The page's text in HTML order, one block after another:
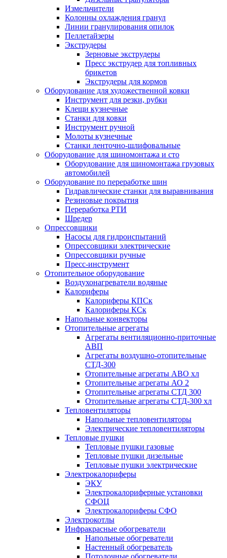
Измельчители
Колонны охлаждения гранул
Линии гранулирования опилок
Пеллетайзеры
Экструдеры
Зерновые экструдеры
Пресс экструдер для топливных
брикетов
Экструдеры для кормов
Оборудование для художественной ковки
Инструмент для резки, рубки
Клещи кузнечные
Станки для ковки
Инструмент ручной
Молоты кузнечные
Станки ленточно-шлифовальные
Оборудование для шиномонтажа и сто
Оборудование для шиномонтажа грузовых
автомобилей
Оборудование по переработке шин
Гидравлические станки для выравнивания
Резиновые покрытия
Переработка РТИ
Шредер
Опрессовщики
Насосы для гидроиспытаний
Опрессовщики электрические
Опрессовщики ручные
Пресс-инструмент
Отопительное оборудование
Воздухонагреватели водяные
Калориферы
Калориферы КПСк
Калориферы КСк
Напольные конвекторы
Отопительные агрегаты
Агрегаты вентиляционно-приточные
АВП
Агрегаты воздушно-отопительные
СТД-300
Отопительные агрегаты АВО хл
Отопительные агрегаты АО 2
Отопительные агрегаты СТД 300
Отопительные агрегаты СТД-300 хл
Тепловентиляторы
Напольные тепловентиляторы
Электрические тепловентиляторы
Тепловые пушки
Тепловые пушки газовые
Тепловые пушки дизельные
Тепловые пушки электрические
Электрокалориферы
ЭКУ
Электрокалориферные установки
СФОЦ
Электрокалориферы СФО
Электрокотлы
Инфракрасные обогреватели
Напольные обогреватели
Настенный обогреватель
Потолочные обогреватели